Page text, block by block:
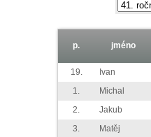
p. jméno
19. Ivan
1.
Michal
2.
Jakub
3.
Matěj